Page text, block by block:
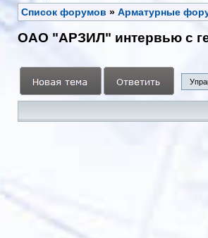
Список форумов » Арматурные
ОАО "АРЗИЛ" интервью с